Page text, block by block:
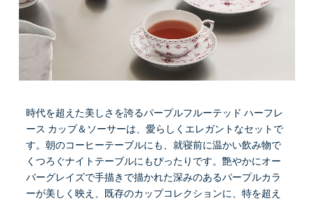
時代を超えた美しさを誇るパープルフルーテッド ハーフレ
ース カップ＆ソーサーは、愛らしくエレガントなセットで
す。朝のコーヒーテーブルにも、就寝前に温かい飲み物で
くつろぐナイトテーブルにもぴったりです。艶やかにオー
バーグレイズで手描きで描かれた深みのあるパープルカラ
ーが美しく映え、既存のカップコレクションに、特を超え